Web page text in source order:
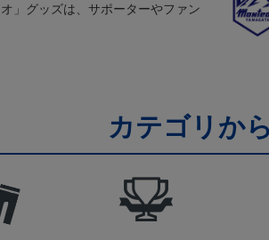
」グッズは、サポーターやファン
カテゴリか